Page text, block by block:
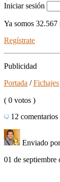
Iniciar sesión
Ya somos
Regístrate
Publicidad
Portada /Fichajes
( 0 votos )
12 comentarios
Enviado
01 de septiembre